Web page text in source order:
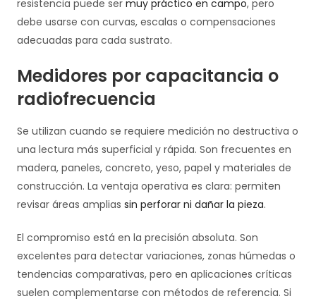
resistencia puede ser muy práctico en campo, pero
debe usarse con curvas, escalas o compensaciones
adecuadas para cada sustrato.
Medidores por capacitancia o
radiofrecuencia
Se utilizan cuando se requiere medición no destructiva o
una lectura más superficial y rápida. Son frecuentes en
madera, paneles, concreto, yeso, papel y materiales de
construcción. La ventaja operativa es clara: permiten
revisar áreas amplias sin perforar ni dañar la pieza.
El compromiso está en la precisión absoluta. Son
excelentes para detectar variaciones, zonas húmedas o
tendencias comparativas, pero en aplicaciones críticas
suelen complementarse con métodos de referencia. Si